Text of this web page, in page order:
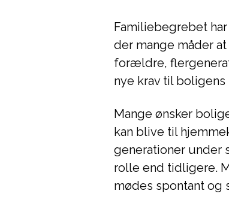
Familiebegrebet
der mange måder
forældre,
nye krav til
Mange ønsker
kan blive til
generationer under
rolle end tidligere.
mødes spontant og